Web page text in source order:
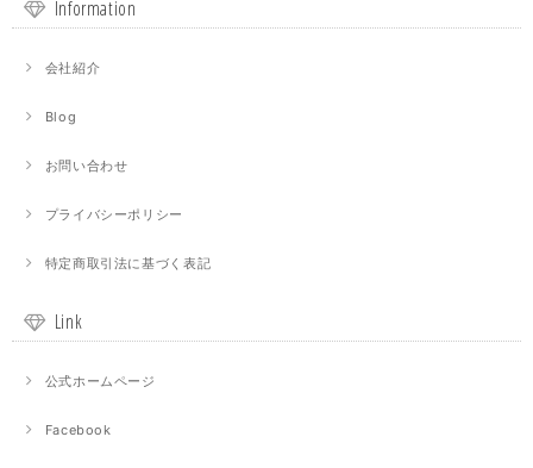
Information
会社紹介
Blog
お問い合わせ
プライバシーポリシー
特定商取引法に基づく表記
Link
公式ホームページ
Facebook